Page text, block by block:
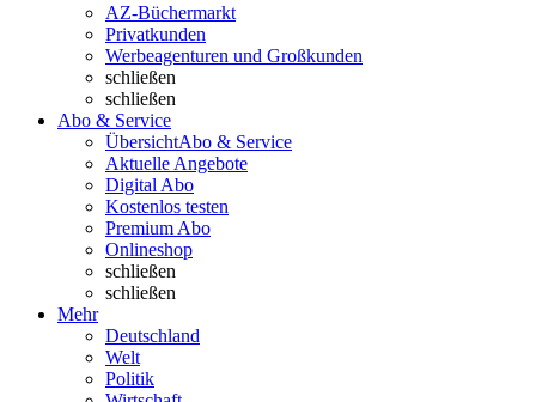
AZ-Büchermarkt
Privatkunden
Werbeagenturen und Großkunden
schließen
schließen
Abo & Service
ÜbersichtAbo & Service
Aktuelle Angebote
Digital Abo
Kostenlos testen
Premium Abo
Onlineshop
schließen
schließen
Mehr
Deutschland
Welt
Politik